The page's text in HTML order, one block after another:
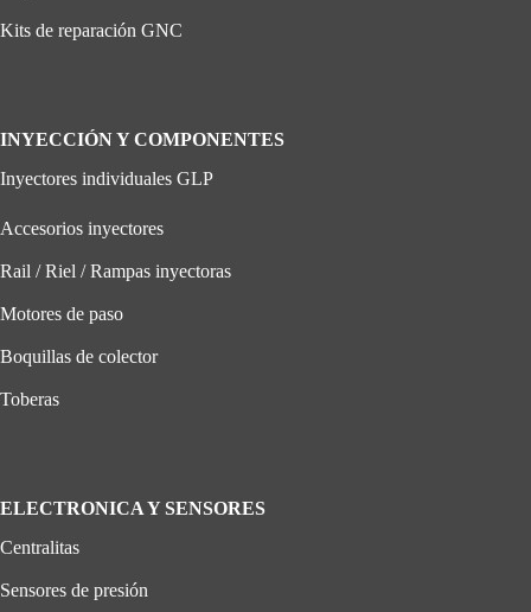
Kits de reparación GNC
INYECCIÓN Y COMPONENTES
Inyectores individuales GLP
Accesorios inyectores
Rail / Riel / Rampas inyectoras
Motores de paso
Boquillas de colector
Toberas
ELECTRONICA Y SENSORES
Centralitas
Sensores de presión